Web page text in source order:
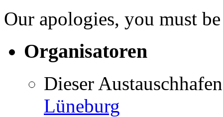
Our apologies, you must
Organisatoren
Dieser
Lüneburg